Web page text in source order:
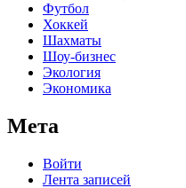
Футбол
Хоккей
Шахматы
Шоу-бизнес
Экология
Экономика
Мета
Войти
Лента записей